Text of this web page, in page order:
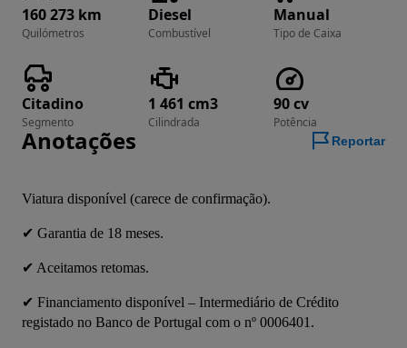
160 273 km
Quilómetros
Diesel
Combustível
Manual
Tipo de Caixa
Citadino
Segmento
1 461 cm3
Cilindrada
90 cv
Potência
Anotações Reportar
Viatura disponível (carece de confirmação).
✔ Garantia de 18 meses.
✔ Aceitamos retomas.
✔ Financiamento disponível – Intermediário de Crédito
registado no Banco de Portugal com o nº 0006401.